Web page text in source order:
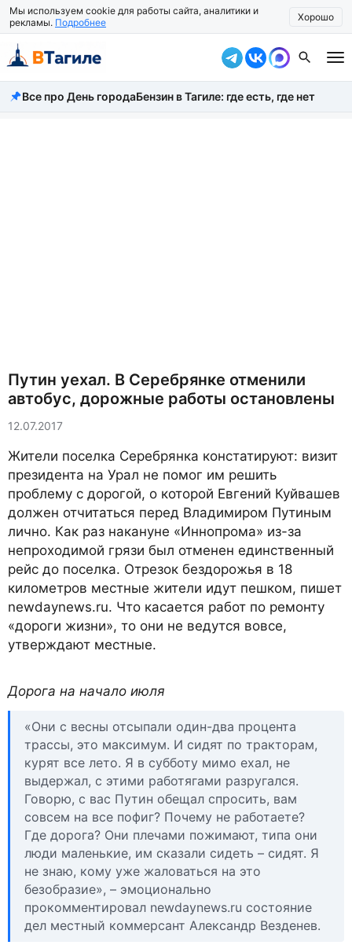
Мы используем cookie для работы сайта, аналитики и
рекламы. Подробнее Хорошо
Все новости
Все про День городаБензин в Тагиле: где есть, где нет
Путин уехал. В Серебрянке отменили
автобус, дорожные работы остановлены
12.07.2017
Жители поселка Серебрянка констатируют: визит
президента на Урал не помог им решить
проблему с дорогой, о которой Евгений Куйвашев
должен отчитаться перед Владимиром Путиным
лично. Как раз накануне «Иннопрома» из-за
непроходимой грязи был отменен единственный
рейс до поселка. Отрезок бездорожья в 18
километров местные жители идут пешком, пишет
newdaynews.ru. Что касается работ по ремонту
«дороги жизни», то они не ведутся вовсе,
утверждают местные.
Дорога на начало июля
«Они с весны отсыпали один-два процента
трассы, это максимум. И сидят по тракторам,
курят все лето. Я в субботу мимо ехал, не
выдержал, с этими работягами разругался.
Говорю, с вас Путин обещал спросить, вам
совсем на все пофиг? Почему не работаете?
Где дорога? Они плечами пожимают, типа они
люди маленькие, им сказали сидеть – сидят. Я
не знаю, кому уже жаловаться на это
безобразие», – эмоционально
прокомментировал newdaynews.ru состояние
дел местный коммерсант Александр Везденев.